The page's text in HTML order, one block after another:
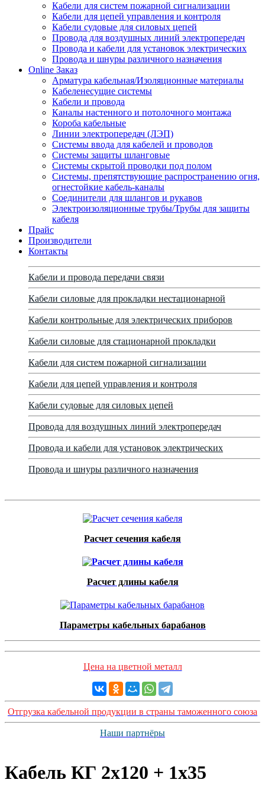
Кабели для систем пожарной сигнализации
Кабели для цепей управления и контроля
Кабели судовые для силовых цепей
Провода для воздушных линий электропередач
Провода и кабели для установок электрических
Провода и шнуры различного назначения
Online Заказ
Арматура кабельная/Изоляционные материалы
Кабеленесущие системы
Кабели и провода
Каналы настенного и потолочного монтажа
Короба кабельные
Линии электропередач (ЛЭП)
Системы ввода для кабелей и проводов
Системы защиты шланговые
Системы скрытой проводки под полом
Системы, препятствующие распространению огня,
огнестойкие кабель-каналы
Соединители для шлангов и рукавов
Электроизоляционные трубы/Трубы для защиты
кабеля
Прайс
Производители
Контакты
Кабели и провода передачи связи
Кабели силовые для прокладки нестационарной
Кабели контрольные для электрических приборов
Кабели силовые для стационарной прокладки
Кабели для систем пожарной сигнализации
Кабели для цепей управления и контроля
Кабели судовые для силовых цепей
Провода для воздушных линий электропередач
Провода и кабели для установок электрических
Провода и шнуры различного назначения
Расчет сечения кабеля
Расчет длины кабеля
Параметры кабельных барабанов
Цена на цветной металл
Отгрузка кабельной продукции в страны таможенного союза
Наши партнёры
Кабель КГ 2x120 + 1x35